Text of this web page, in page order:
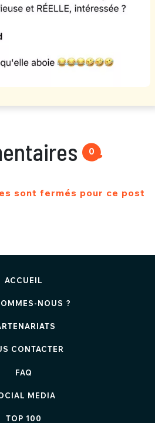
0
sont fermés pour ce post
ACCUEIL
NOUS ?
CONTACTER
FAQ
MEDIA
TOP 100